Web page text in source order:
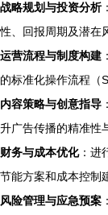
战略规划与投资分析
性、回报周期及潜在
运营流程与制度构建
的标准化操作流程（
内容策略与创意指导
升广告传播的精准性
财务与成本优化：进
节能方案和成本控制
风险管理与应急预案